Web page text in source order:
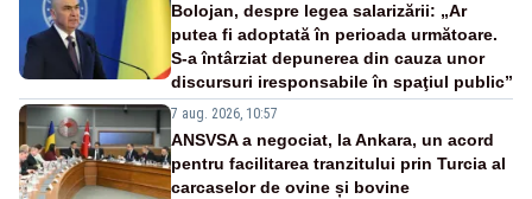
Bolojan, despre legea salarizării: „Ar
putea fi adoptată în perioada următoare.
S-a întârziat depunerea din cauza unor
discursuri iresponsabile în spaţiul public”
7 aug. 2026, 10:57
ANSVSA a negociat, la Ankara, un acord
pentru facilitarea tranzitului prin Turcia al
carcaselor de ovine și bovine